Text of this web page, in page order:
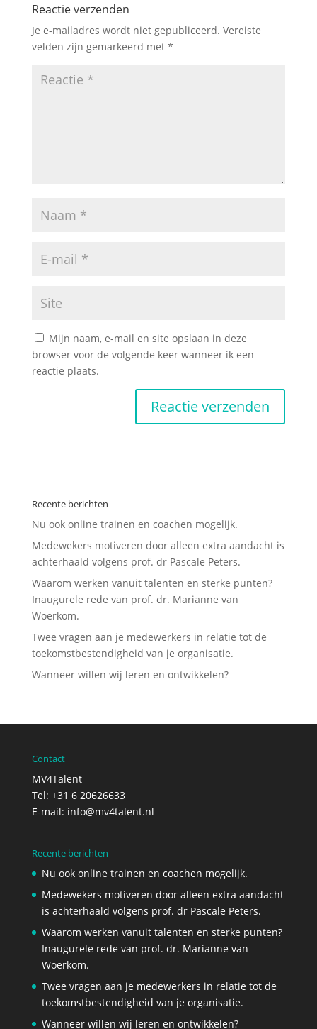
Reactie verzenden
Je e-mailadres wordt niet gepubliceerd. Vereiste
velden zijn gemarkeerd met *
Mijn naam, e-mail en site opslaan in deze
browser voor de volgende keer wanneer ik een
reactie plaats.
Recente berichten
Nu ook online trainen en coachen mogelijk.
Medewekers motiveren door alleen extra aandacht is
achterhaald volgens prof. dr Pascale Peters.
Waarom werken vanuit talenten en sterke punten?
Inaugurele rede van prof. dr. Marianne van
Woerkom.
Twee vragen aan je medewerkers in relatie tot de
toekomstbestendigheid van je organisatie.
Wanneer willen wij leren en ontwikkelen?
Contact
MV4Talent
Tel: +31 6 20626633
E-mail: info@mv4talent.nl
Recente berichten
Nu ook online trainen en coachen mogelijk.
Medewekers motiveren door alleen extra aandacht
is achterhaald volgens prof. dr Pascale Peters.
Waarom werken vanuit talenten en sterke punten?
Inaugurele rede van prof. dr. Marianne van
Woerkom.
Twee vragen aan je medewerkers in relatie tot de
toekomstbestendigheid van je organisatie.
Wanneer willen wij leren en ontwikkelen?